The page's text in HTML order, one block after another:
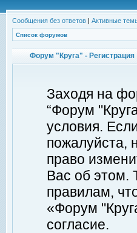
Сообщения без ответов | Активные
Список форумов
Форум "Круга" - Регистрация
Заходя на
“Форум
условия.
пожалуйста,
право
Вас об этом.
правилам,
«Форум
согласие.